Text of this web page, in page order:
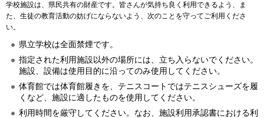
学校施設は、県民共有の財産です。皆さんが気持ち良く利用できるよう、ま
た、生徒の教育活動の妨げにならないよう、次のことを守ってご利用くださ
い。
県立学校は全面禁煙です。
指定された利用施設以外の場所には、立ち入らないでください。
施設、設備は使用目的に沿ってのみ使用してください。
体育館では体育館履きを、テニスコートではテニスシューズを履
くなど、施設に適したものを使用してください。
利用時間を厳守してください。なお、施設利用承認書における利